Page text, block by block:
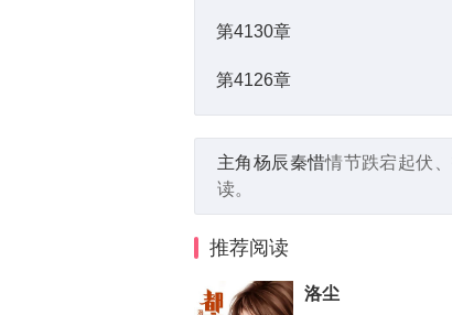
第4130章
第4126章
主角杨辰秦惜情节跌宕起伏
读。
推荐阅读
洛尘